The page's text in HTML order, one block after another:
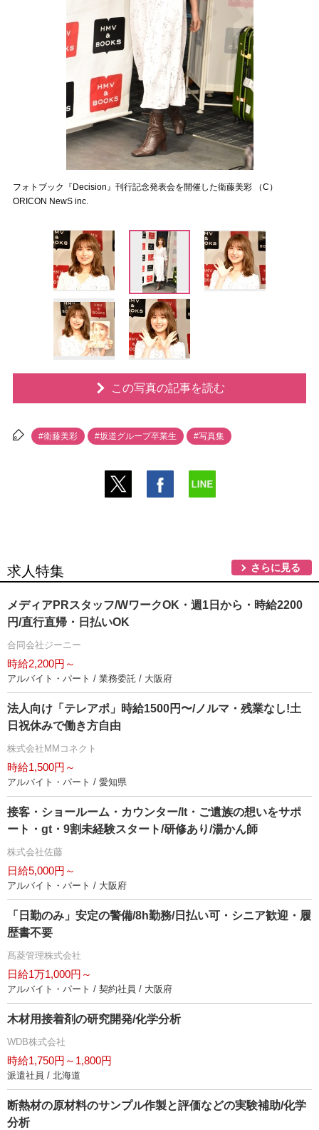
フォトブック『Decision』刊行記念発表会を開催した衛藤美彩 （C）
ORICON NewS inc.
この写真の記事を読む
#衛藤美彩 #坂道グループ卒業生 #写真集
求人特集 さらに見る
メディアPRスタッフ/WワークOK・週1日から・時給2200
円/直行直帰・日払いOK
合同会社ジーニー
時給2,200円～
アルバイト・パート / 業務委託 / 大阪府
法人向け「テレアポ」時給1500円〜/ノルマ・残業なし!土
日祝休みで働き方自由
株式会社MMコネクト
時給1,500円～
アルバイト・パート / 愛知県
接客・ショールーム・カウンター/lt・ご遺族の想いをサポ
ート・gt・9割未経験スタート/研修あり/湯かん師
株式会社佐藤
日給5,000円～
アルバイト・パート / 大阪府
「日勤のみ」安定の警備/8h勤務/日払い可・シニア歓迎・履
歴書不要
髙菱管理株式会社
日給1万1,000円～
アルバイト・パート / 契約社員 / 大阪府
木材用接着剤の研究開発/化学分析
WDB株式会社
時給1,750円～1,800円
派遣社員 / 北海道
断熱材の原材料のサンプル作製と評価などの実験補助/化学
分析